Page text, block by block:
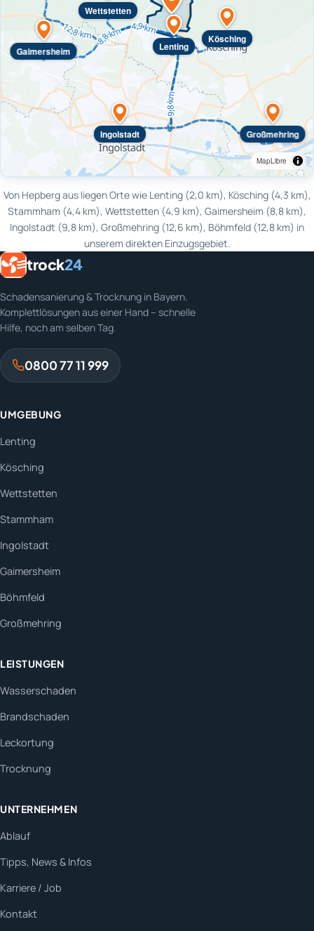
Lenting
Kösching
Wettstetten
Ingolstadt
Gaimersheim
Großmehring
MapLibre
Von Hepberg aus liegen Orte wie Lenting (2,0 km), Kösching (4,3 km),
Stammham (4,4 km), Wettstetten (4,9 km), Gaimersheim (8,8 km),
Ingolstadt (9,8 km), Großmehring (12,6 km), Böhmfeld (12,8 km) in
unserem direkten Einzugsgebiet.
trock24
Schadensanierung & Trocknung in Bayern.
Komplettlösungen aus einer Hand – schnelle
Hilfe, noch am selben Tag.
0800 77 11 999
UMGEBUNG
Lenting
Kösching
Wettstetten
Stammham
Ingolstadt
Gaimersheim
Böhmfeld
Großmehring
LEISTUNGEN
Wasserschaden
Brandschaden
Leckortung
Trocknung
UNTERNEHMEN
Ablauf
Tipps, News & Infos
Karriere / Job
Kontakt